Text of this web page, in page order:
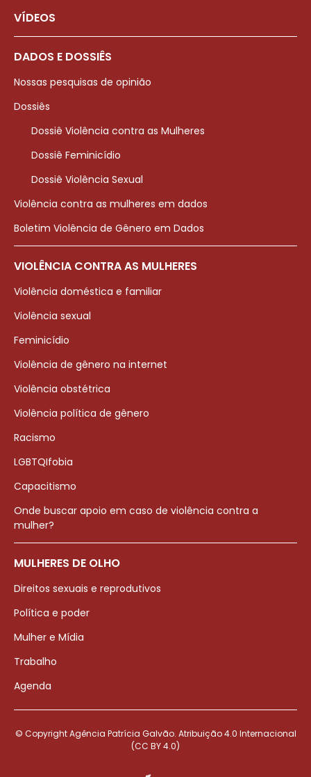
VÍDEOS
DADOS E DOSSIÊS
Nossas pesquisas de opinião
Dossiês
Dossiê Violência contra as Mulheres
Dossiê Feminicídio
Dossiê Violência Sexual
Violência contra as mulheres em dados
Boletim Violência de Gênero em Dados
VIOLÊNCIA CONTRA AS MULHERES
Violência doméstica e familiar
Violência sexual
Feminicídio
Violência de gênero na internet
Violência obstétrica
Violência política de gênero
Racismo
LGBTQIfobia
Capacitismo
Onde buscar apoio em caso de violência contra a
mulher?
MULHERES DE OLHO
Direitos sexuais e reprodutivos
Política e poder
Mulher e Mídia
Trabalho
Agenda
© Copyright Agência Patrícia Galvão. Atribuição 4.0 Internacional
(CC BY 4.0)